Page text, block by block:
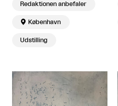
Redaktionen anbefaler
 København
Udstilling